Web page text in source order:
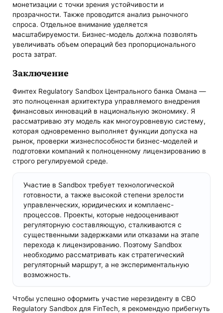
монетизации с точки зрения устойчивости и
прозрачности. Также проводится анализ рыночного
спроса. Отдельное внимание уделяется
масштабируемости. Бизнес-модель должна позволять
увеличивать объем операций без пропорционального
роста затрат.
Заключение
Финтех Regulatory Sandbox Центрального банка Омана —
это полноценная архитектура управляемого внедрения
финансовых инноваций в национальную экономику. Я
рассматриваю эту модель как многоуровневую систему,
которая одновременно выполняет функции допуска на
рынок, проверки жизнеспособности бизнес-моделей и
подготовки компаний к полноценному лицензированию в
строго регулируемой среде.
Участие в Sandbox требует технологической
готовности, а также высокой степени зрелости
управленческих, юридических и комплаенс-
процессов. Проекты, которые недооценивают
регуляторную составляющую, сталкиваются с
существенными задержками или отказами на этапе
перехода к лицензированию. Поэтому Sandbox
необходимо рассматривать как стратегический
регуляторный маршрут, а не экспериментальную
возможность.
Чтобы успешно оформить участие нерезиденту в CBO
Regulatory Sandbox для FinTech, я рекомендую прибегнуть